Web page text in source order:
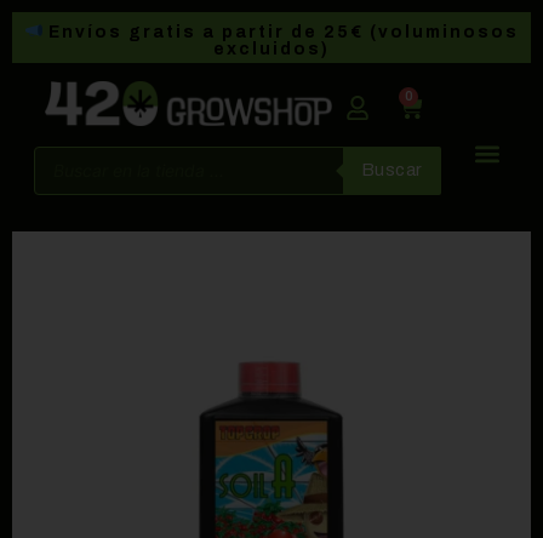
Envíos gratis a partir de 25€ (voluminosos
excluidos)
0
Buscar